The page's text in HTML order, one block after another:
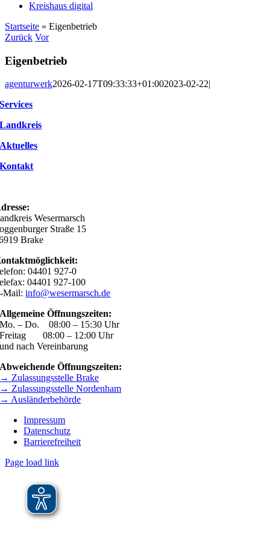
Kreishaus digital
Startseite » Eigenbetrieb
Zurück Vor
Eigenbetrieb
agenturwerk2026-02-17T09:33:33+01:002023-02-22|
Services
Landkreis
Aktuelles
Kontakt
Wesermarsch
Straße 15
Brake
04401 927-0
04401 927-100
Mail:info@wesermarsch.de
Allgemeine Öffnungszeiten:
Mo. – Do. 08:00 – 15:30 Uhr
Freitag 08:00 – 12:00 Uhr
und nach Vereinbarung
Abweichende Öffnungszeiten:
→ Zulassungsstelle Brake
→ Zulassungsstelle Nordenham
→ Ausländerbehörde
Impressum
Datenschutz
Barrierefreiheit
Page load link